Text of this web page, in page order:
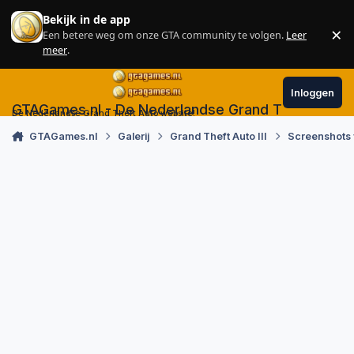
Skip to content
Bekijk in de app
Een betere weg om onze GTA community te volgen. Leer
meer.
×
GTAGames.nl - De Nederlandse Grand Theft Auto
De Nederlandse Grand Theft Auto website!
Inloggen
GTAGames.nl Galerij Grand Theft Auto III Screenshots